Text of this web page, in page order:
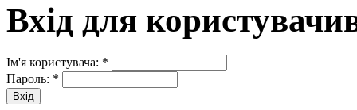
Вхід для
Ім'я користувача: *
Пароль: *